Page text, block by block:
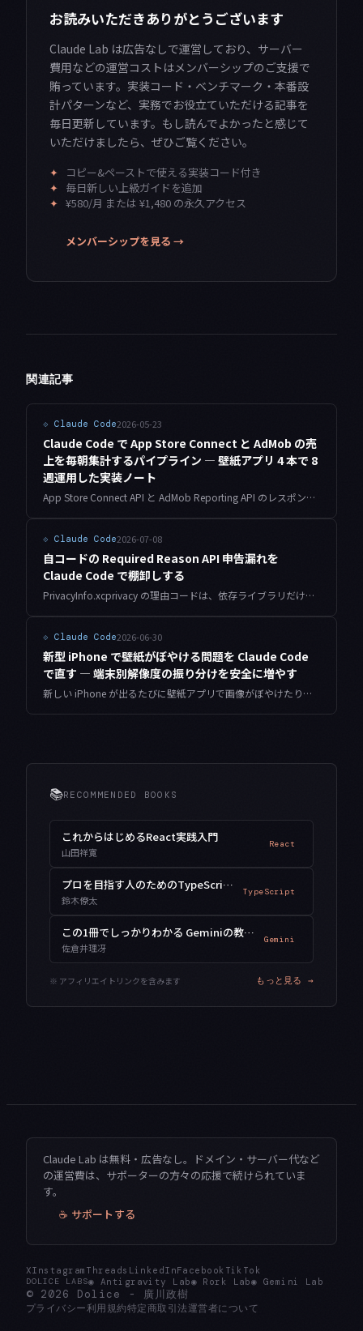
お読みいただきありがとうございます
Claude Lab は広告なしで運営しており、サーバー
費用などの運営コストはメンバーシップのご支援で
賄っています。実装コード・ベンチマーク・本番設
計パターンなど、実務でお役立ていただける記事を
毎日更新しています。もし読んでよかったと感じて
いただけましたら、ぜひご覧ください。
✦
コピー&ペーストで使える実装コード付き
✦ 毎日新しい上級ガイドを追加
✦ ¥580/月 または ¥1,480 の永久アクセス
メンバーシップを見る →
関連記事
⟐ Claude Code2026-05-23
Claude Code で App Store Connect と AdMob の売
上を毎朝集計するパイプライン — 壁紙アプリ 4 本で 8
週運用した実装ノート
App Store Connect API と AdMob Reporting API のレスポンス揺れを Claude Code で吸収しながら、4 本の iOS 壁紙アプリの売上・AdMob 収益・サブスク継続率を毎朝 7:00 JST に統合集計する運用を 8 週間続けた、設計と実装と落とし穴の記録です。
⟐ Claude Code2026-07-08
自コードの Required Reason API 申告漏れを
Claude Code で棚卸しする
PrivacyInfo.xcprivacy の理由コードは、依存ライブラリだけでなく自分のコードにも必要です。個人開発の壁紙アプリで申告漏れを見つけた経験から、Swift ソースを走査して該当 API と理由コードを突き合わせる Claude Code ワークフローをまとめます。
⟐ Claude Code2026-06-30
新型 iPhone で壁紙がぼやける問題を Claude Code
で直す — 端末別解像度の振り分けを安全に増やす
新しい iPhone が出るたびに壁紙アプリで画像がぼやけたり余白が出たりする原因と、散らばった端末分岐を一枚のテーブルに集約して安全に拡張する方法を、Claude Code を使った実際のリファクタリング工程として共有します。
📚RECOMMENDED BOOKS
これからはじめるReact実践入門
山田祥寛
React
プロを目指す人のためのTypeScript入門
鈴木僚太
TypeScript
この1冊でしっかりわかる Geminiの教科書
佐倉井理冴
Gemini
※ アフィリエイトリンクを含みます もっと見る →
Claude Lab は無料・広告なし。ドメイン・サーバー代など
の運営費は、サポーターの方々の応援で続けられていま
す。
☕ サポートする
© 2026 Dolice - 廣川政樹
プライバシー利用規約特定商取引法運営者について
XInstagram Threads LinkedInFacebook TikTok
DOLICE LABS◉ Antigravity Lab◉ Rork Lab◉ Gemini Lab